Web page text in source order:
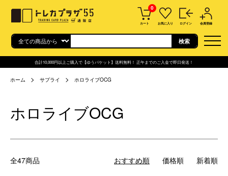
0
カート お気に入り ログイン 会員登録
合計10,000円以上ご購入で【ゆうパケット】送料無料！ 正午までのご入金で即日発送！
ホーム サプライ ホロライブOCG
ホロライブOCG
全47商品 おすすめ順 価格順 新着順